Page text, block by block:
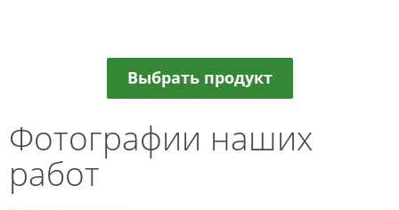
Выбрать продукт
Фотографии наших
работ